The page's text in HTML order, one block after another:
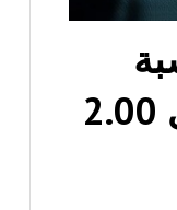
17% مع استهداف الثيران مستوى 2.00